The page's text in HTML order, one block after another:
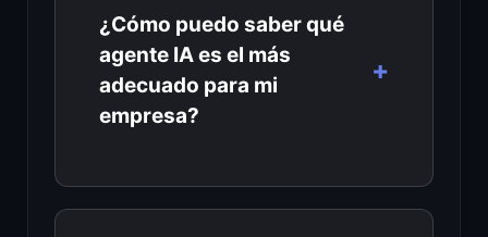
¿Cómo puedo saber qué
agente IA es el más
adecuado para mi
empresa?